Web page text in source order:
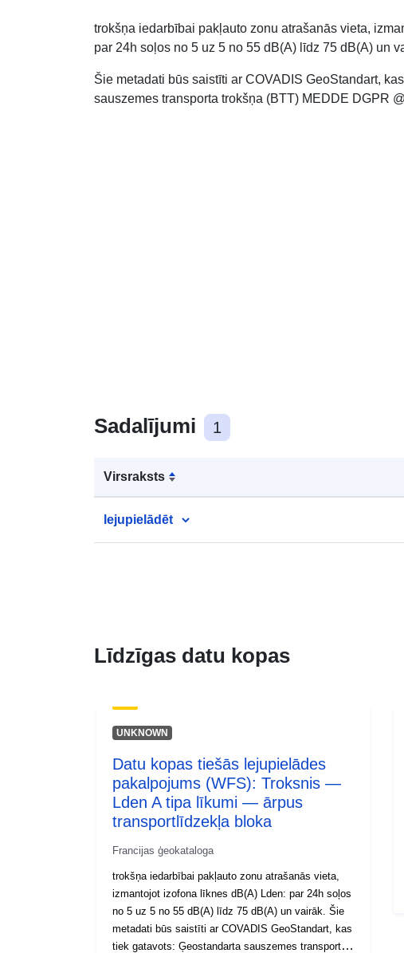
trokšņa iedarbībai pakļauto zonu atrašanās vieta,
par 24h soļos no 5 uz 5 no 55 dB(A) līdz 75 dB(A) un
Šie metadati būs saistīti ar COVADIS GeoStandart,
sauszemes transporta trokšņa (BTT) MEDDE DGPR
Sadalījumi 1
Virsraksts
lejupielādēt
Līdzīgas datu kopas
UNKNOWN
Datu kopas tiešās lejupielādes
pakalpojums (WFS): Troksnis —
Lden A tipa līkumi — ārpus
transportlīdzekļa bloka
Francijas ģeokataloga
trokšņa iedarbībai pakļauto zonu atrašanās vieta,
izmantojot izofona līknes dB(A) Lden: par 24h soļos
no 5 uz 5 no 55 dB(A) līdz 75 dB(A) un vairāk. Šie
metadati būs saistīti ar COVADIS GeoStandart, kas
tiek gatavots: Ģeostandarta sauszemes transporta